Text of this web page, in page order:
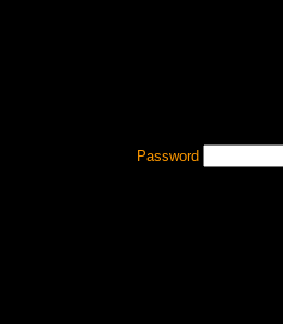
Password